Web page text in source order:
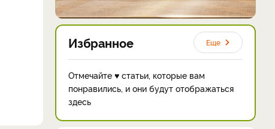
Избранное Еще
Отмечайте ♥ статьи, которые вам
понравились, и они будут отображаться
здесь